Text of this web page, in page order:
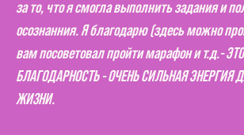
за то, что я смогла выполнить задания и
осознанния. Я благодарю (здесь можно
вам посоветовал пройти марафон и т.д.-
БЛАГОДАРНОСТЬ - ОЧЕНЬ СИЛЬНАЯ ЭНЕРГИЯ
ЖИЗНИ.